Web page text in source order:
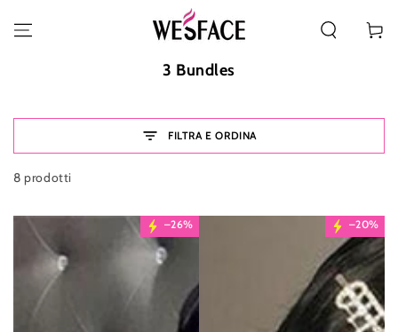
Carello
Collezione:
3 Bundles
FILTRA E ORDINA
8 prodotti
–26% –20%